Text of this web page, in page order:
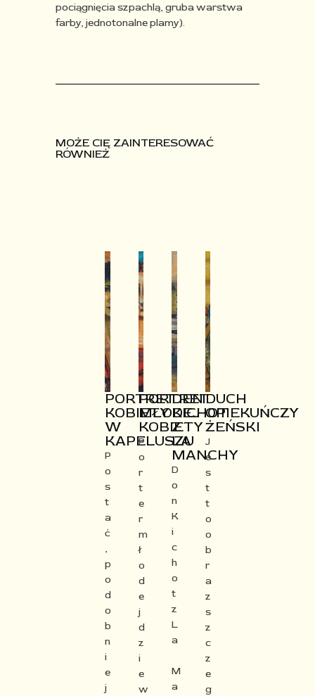
pociągnięcia szpachlą, gruba warstwa
farby, jednotonalneplamy).
MOŻE CIĘ ZAINTERESOWAĆ
RÓWNIEŻ
PORTRET
KOBIETY
W
KAPELUSZU
P
o
s
t
a
ć
,
p
o
d
o
b
n
i
e
j
PORTRET
MŁODEJ
KOBIETY​
P
o
r
t
e
r
m
ł
o
d
e
j
d
z
i
e
w
DEN
KICHOT
Z
LA
MANCHY​
D
o
n
K
i
c
h
o
t
z
L
a
M
a
DUCH
OPIEKUŃCZY
ŻEŃSKI
J
e
s
t
t
o
o
b
r
a
z
s
z
c
z
e
g